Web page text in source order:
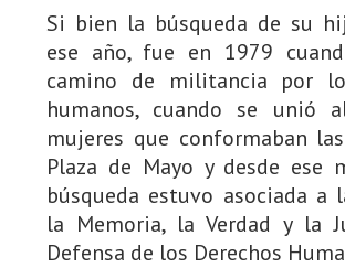
Si bien la búsqueda de su
ese año, fue en 1979
camino de militancia por
humanos, cuando se unió
mujeres que conformaban
Plaza de Mayo y desde ese
búsqueda estuvo asociada a
la Memoria, la Verdad y la
Defensa de los Derechos